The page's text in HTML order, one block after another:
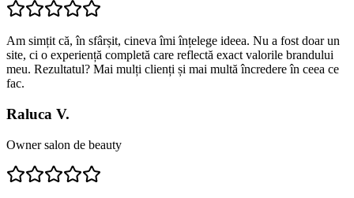
Am simțit că, în sfârșit, cineva îmi înțelege ideea. Nu a fost doar un
site, ci o experiență completă care reflectă exact valorile brandului
meu. Rezultatul? Mai mulți clienți și mai multă încredere în ceea ce
fac.
Raluca V.
Owner salon de beauty